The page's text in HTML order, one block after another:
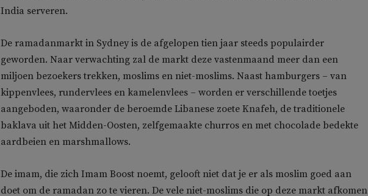
India serveren.
De ramadanmarkt in Sydney is de afgelopen tien jaar steeds populairder
geworden. Naar verwachting zal de markt deze vastenmaand meer dan een
miljoen bezoekers trekken, moslims en niet-moslims. Naast hamburgers – van
kippenvlees, rundervlees en kamelenvlees – worden er verschillende toetjes
aangeboden, waaronder de beroemde Libanese zoete Knafeh, de traditionele
baklava uit het Midden-Oosten, zelfgemaakte churros en met chocolade bedekte
aardbeien en marshmallows.
De imam, die zich Imam Boost noemt, gelooft niet dat je er als moslim goed aan
doet om de ramadan zo te vieren. De vele niet-moslims die op deze markt afkomen